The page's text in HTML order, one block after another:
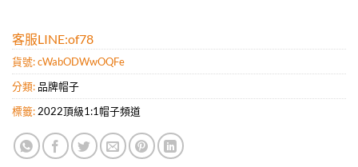
客服LINE:of78
貨號:cWabODWwOQFe
分類: 品牌帽子
標籤: 2022頂級1:1帽子頻道